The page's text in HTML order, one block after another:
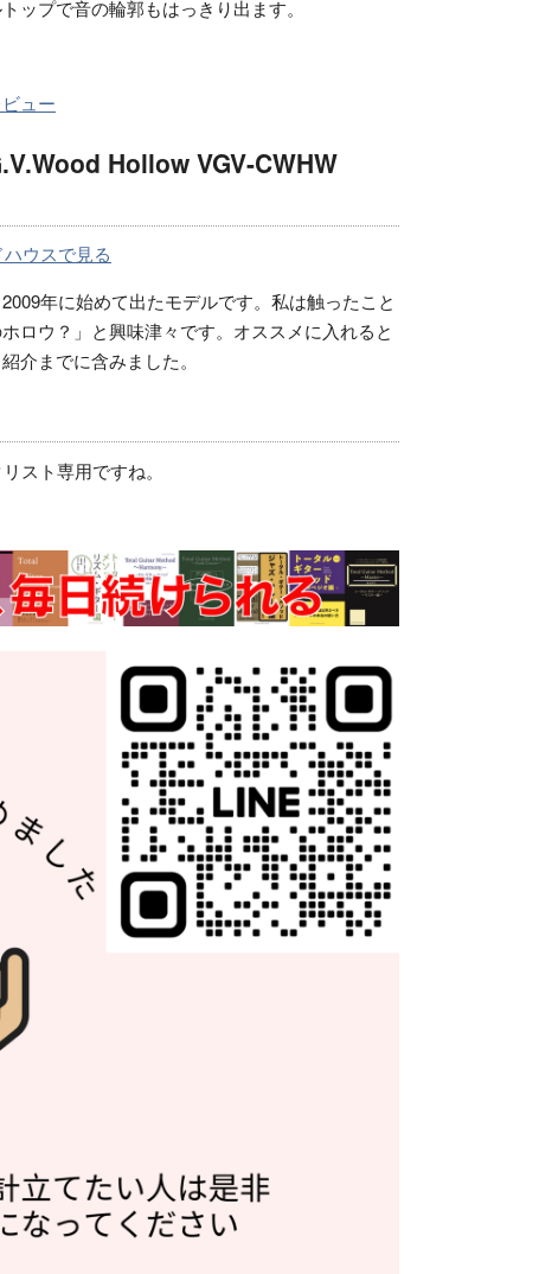
ップで音の輪郭もはっきり出ます。
ュー
Hollow VGV-CWHW
ウスで見る
年に始めて出たモデルです。私は触ったこと
ロウ？」と興味津々です。オススメに入れると
介までに含みました。
スト専用ですね。